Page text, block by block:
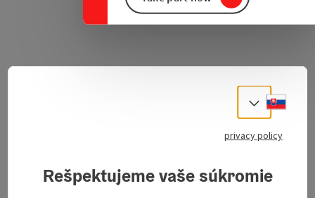
Send inquiry
Select
privacy policy
Rešpektujeme vaše súkromie